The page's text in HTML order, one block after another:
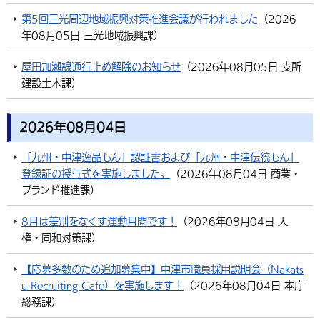
第5回三光周辺地域振興対策推進会議が行われました （2026
年08月05日 三光地域振興課）
屋田加瀬線通行止め解除のお知らせ （2026年08月05日 支所
建設土木課）
2026年08月04日
「九州・中津逸品もん」認証書および「九州・中津伝統もん」
登録証の授与式を実施しました。
（2026年08月04日 商業・
ブランド推進課）
8月は差別をなくす運動月間です！ （2026年08月04日
人
権・同和対策課）
【応募多数のため追加募集中】中津市職員採用説明会（Nakats
u Recruiting Cafe）を実施します！
（2026年08月04日 本庁
総務課）